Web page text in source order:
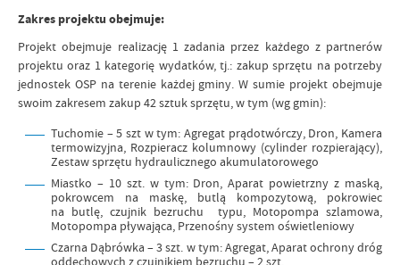
Zakres projektu obejmuje:
Projekt obejmuje realizację 1 zadania przez każdego z partnerów
projektu oraz 1 kategorię wydatków, tj.: zakup sprzętu na potrzeby
jednostek OSP na terenie każdej gminy. W sumie projekt obejmuje
swoim zakresem zakup 42 sztuk sprzętu, w tym (wg gmin):
Tuchomie – 5 szt w tym: Agregat prądotwórczy, Dron, Kamera
termowizyjna, Rozpieracz kolumnowy (cylinder rozpierający),
Zestaw sprzętu hydraulicznego akumulatorowego
Miastko – 10 szt. w tym: Dron, Aparat powietrzny z maską,
pokrowcem na maskę, butlą kompozytową, pokrowiec
na butlę, czujnik bezruchu
typu, Motopompa szlamowa,
Motopompa pływająca, Przenośny system oświetleniowy
Czarna Dąbrówka – 3 szt. w tym: Agregat, Aparat ochrony dróg
oddechowych z czujnikiem bezruchu – 2 szt.